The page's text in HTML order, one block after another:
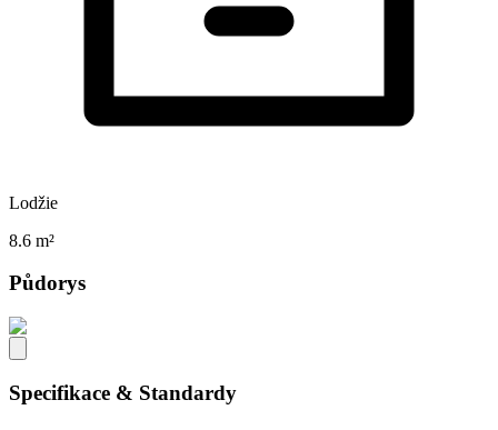
Lodžie
8.6 m²
Půdorys
Specifikace & Standardy